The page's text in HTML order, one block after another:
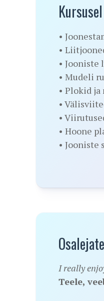
•
•
•
• Mudeli
• Plokid
•
•
• Hoone
•
I really
Teele,